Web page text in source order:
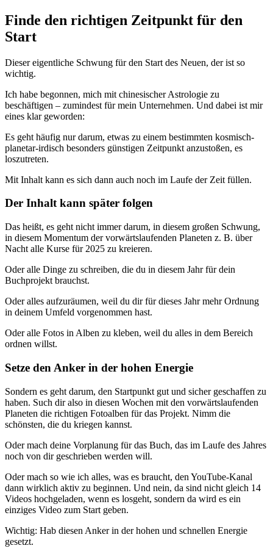
Finde den richtigen Zeitpunkt für den
Start
Dieser eigentliche Schwung für den Start des Neuen, der ist so
wichtig.
Ich habe begonnen, mich mit chinesischer Astrologie zu
beschäftigen – zumindest für mein Unternehmen. Und dabei ist mir
eines klar geworden:
Es geht häufig nur darum, etwas zu einem bestimmten kosmisch-
planetar-irdisch besonders günstigen Zeitpunkt anzustoßen, es
loszutreten.
Mit Inhalt kann es sich dann auch noch im Laufe der Zeit füllen.
Der Inhalt kann später folgen
Das heißt, es geht nicht immer darum, in diesem großen Schwung,
in diesem Momentum der vorwärtslaufenden Planeten z. B. über
Nacht alle Kurse für 2025 zu kreieren.
Oder alle Dinge zu schreiben, die du in diesem Jahr für dein
Buchprojekt brauchst.
Oder alles aufzuräumen, weil du dir für dieses Jahr mehr Ordnung
in deinem Umfeld vorgenommen hast.
Oder alle Fotos in Alben zu kleben, weil du alles in dem Bereich
ordnen willst.
Setze den Anker in der hohen Energie
Sondern es geht darum, den Startpunkt gut und sicher geschaffen zu
haben. Such dir also in diesen Wochen mit den vorwärtslaufenden
Planeten die richtigen Fotoalben für das Projekt. Nimm die
schönsten, die du kriegen kannst.
Oder mach deine Vorplanung für das Buch, das im Laufe des Jahres
noch von dir geschrieben werden will.
Oder mach so wie ich alles, was es braucht, den YouTube-Kanal
dann wirklich aktiv zu beginnen. Und nein, da sind nicht gleich 14
Videos hochgeladen, wenn es losgeht, sondern da wird es ein
einziges Video zum Start geben.
Wichtig: Hab diesen Anker in der hohen und schnellen Energie
gesetzt.